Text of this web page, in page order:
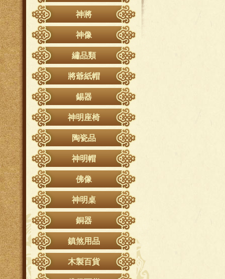
軟身衣
戰甲
竹衣
鳳衣
八卦衣
披肩、肚圍
壽衣、鶴衣
加西、破衣
降衣、道袍
龍虎鞋、雙鳳鞋
八卦肚、龍虎裙
濟公衣
官將首
神將
神將衣
神將頭
神將配件
神像
太子
濟公
媽祖
觀音
八仙
張天師
陳靖姑
吳三王
包青天
彌勒佛
武財神
范府千歲
七爺八爺
王母娘娘
關聖帝君
千順將軍
準提佛母
繡品類
桌裙
涼傘
滴水
轎罩
門籬
八仙彩
大北旗
日月扇
風帆旗
玉旨布
帥旗、頭旗
轎前裙、轎邊裙
三角旗、四角旗
其他
將爺紙帽
錫器
神明座椅
鳳椅
龍椅
脫椅
神座
陶瓷品
神明帽
台灣製銅帽／仿銀帽／仿金帽
台式紙帽
其他款式神明帽
古體紙帽
合金帽
柳絲帽
正珠帽
佛像
十殿掛圖
佛像圖
神明桌
銅器
神灯
佛爐
祖爐
鎮煞用品
木製百貨